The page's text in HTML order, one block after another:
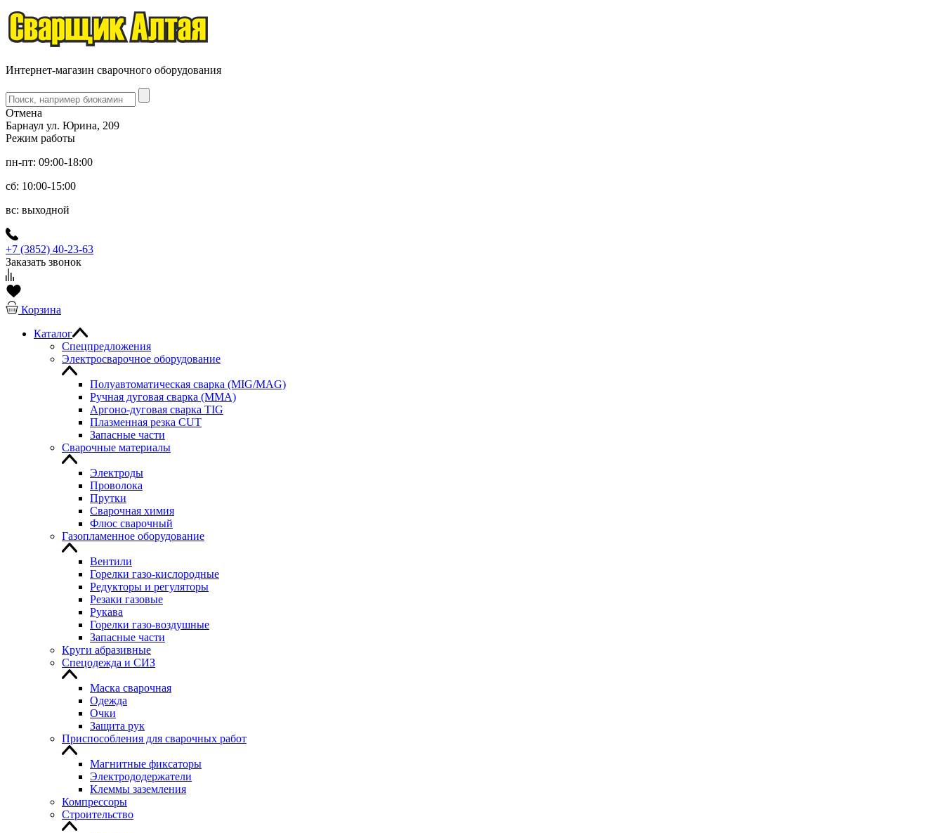
Интернет-магазин сварочного оборудования
Отмена
Барнаул ул. Юрина, 209
Режим работы
пн-пт: 09:00-18:00
сб: 10:00-15:00
вс: выходной
+7 (3852) 40-23-63
Заказать звонок
Корзина
Каталог
Спецпредложения
Электросварочное оборудование
Полуавтоматическая сварка (MIG/MAG)
Ручная дуговая сварка (MMA)
Аргоно-дуговая сварка TIG
Плазменная резка CUT
Запасные части
Сварочные материалы
Электроды
Проволока
Прутки
Сварочная химия
Флюс сварочный
Газопламенное оборудование
Вентили
Горелки газо-кислородные
Редукторы и регуляторы
Резаки газовые
Рукава
Горелки газо-воздушные
Запасные части
Круги абразивные
Спецодежда и СИЗ
Маска сварочная
Одежда
Очки
Защита рук
Приспособления для сварочных работ
Магнитные фиксаторы
Электрододержатели
Клеммы заземления
Компрессоры
Строительство